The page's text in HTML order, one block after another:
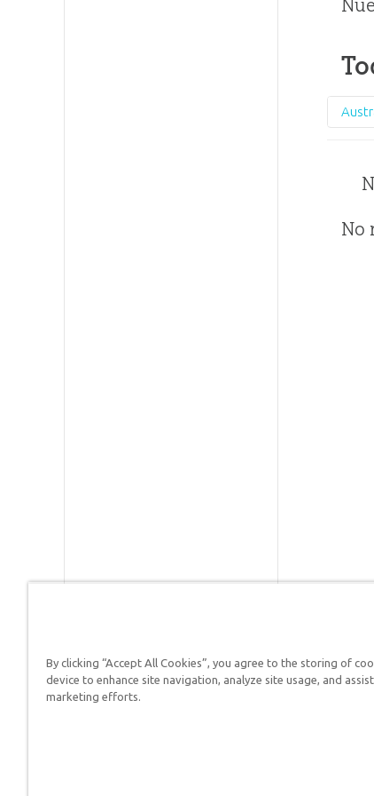
No
Respuestas en Génesis
defender su fe y
By clicking “Accept All Cookies”, you agree to the storing of
device to enhance site navigation, analyze site usage, and
marketing efforts.